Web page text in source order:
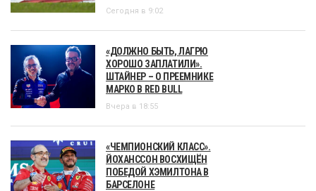
Сегодня в 9:02
«ДОЛЖНО БЫТЬ, ЛАГРЮ
ХОРОШО ЗАПЛАТИЛИ».
ШТАЙНЕР – О ПРЕЕМНИКЕ
МАРКО В RED BULL
Вчера в 18:55
«ЧЕМПИОНСКИЙ КЛАСС».
ЙОХАНССОН ВОСХИЩЁН
ПОБЕДОЙ ХЭМИЛТОНА В
БАРСЕЛОНЕ